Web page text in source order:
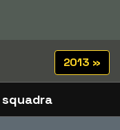
2013 »